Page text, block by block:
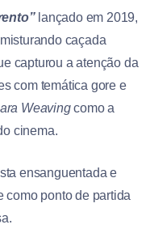
lançado em 2019,
caçada
capturou a atenção da
com temática gore e
Weavingcomo a
cinema.
ensanguentada e
como ponto de partida